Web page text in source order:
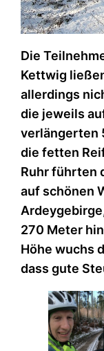
Die
Kettwig
allerdings
die jeweils
verlängerten
die fetten
Ruhr führten
auf schönen
270 Meter
Höhe wuchs
dass gute